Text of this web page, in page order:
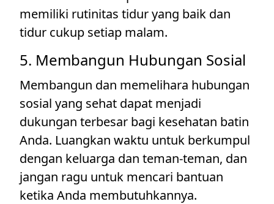
memiliki rutinitas tidur yang baik dan
tidur cukup setiap malam.
5. Membangun Hubungan Sosial
Membangun dan memelihara hubungan
sosial yang sehat dapat menjadi
dukungan terbesar bagi kesehatan batin
Anda. Luangkan waktu untuk berkumpul
dengan keluarga dan teman-teman, dan
jangan ragu untuk mencari bantuan
ketika Anda membutuhkannya.